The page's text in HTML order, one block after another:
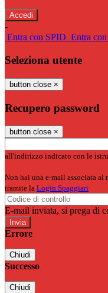
-
Entra con SPID Entra
Seleziona utente
button close ×
Recupero password
button close ×
all'indirizzo indicato con le
Non hai una e-mail associata al
tramite la Login Spaggiari
E-mail inviata, si prega di
Errore
Chiudi
Successo
Chiudi